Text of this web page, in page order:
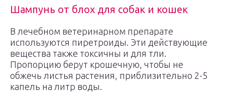
Шампунь от блох для собак и кошек
В лечебном ветеринарном препарате
используются пиретроиды. Эти действующие
вещества также токсичны и для тли.
Пропорцию берут крошечную, чтобы не
обжечь листья растения, приблизительно 2-5
капель на литр воды.